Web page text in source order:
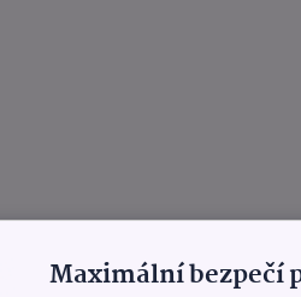
Maximální bezpečí